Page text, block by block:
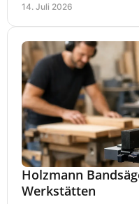
14. Juli 2026
Holzmann
Werkstätten